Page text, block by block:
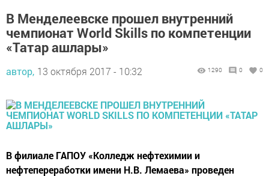
В Менделеевске прошел внутренний
чемпионат World Skills по компетенции
«Татар ашлары»
автор, 13 октября 2017 - 10:32 1290 0 0
В филиале ГАПОУ «Колледж нефтехимии и
нефтепереработки имени Н.В. Лемаева» проведен